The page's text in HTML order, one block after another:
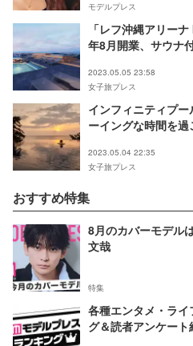
モデルプレス
「レフ沖縄アリー
年8月開業、サウナ
2023.05.05 23:58
女子旅プレス
インフィニティプ
ーイングな時間を過
2023.05.04 22:35
女子旅プレス
おすすめ特集
8月のカバーモデル
文哉
特集
各種エンタメ・ラ
グ＆読者アンケー